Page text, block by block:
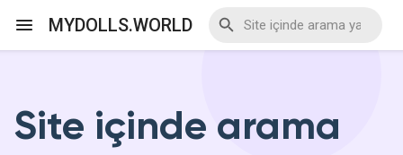
MYDOLLS.WORLD
Discover Events
Site içinde arama